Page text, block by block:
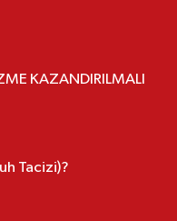
KAZANDIRILMALI
Tacizi)?